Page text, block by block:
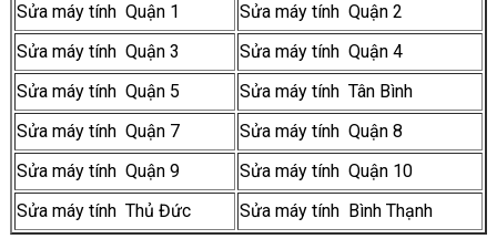
Sửa máy tính Quận 1
Sửa máy tính Quận 2
Sửa máy tính Quận 3
Sửa máy tính Quận 4
Sửa máy tính Quận 5
Sửa máy tính Tân Bình
Sửa máy tính Quận 7
Sửa máy tính Quận 8
Sửa máy tính Quận 9
Sửa máy tính Quận 10
Sửa máy tính Thủ Đức
Sửa máy tính Bình Thạnh